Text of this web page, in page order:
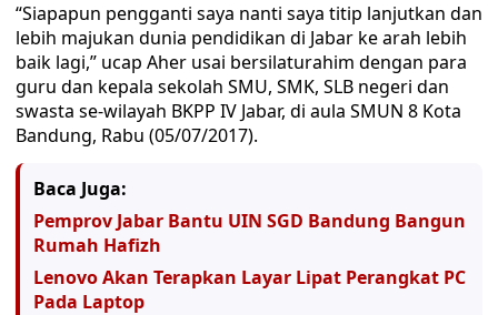
“Siapapun pengganti saya nanti saya titip lanjutkan dan
lebih majukan dunia pendidikan di Jabar ke arah lebih
baik lagi,” ucap Aher usai bersilaturahim dengan para
guru dan kepala sekolah SMU, SMK, SLB negeri dan
swasta se-wilayah BKPP IV Jabar, di aula SMUN 8 Kota
Bandung, Rabu (05/07/2017).
Baca Juga:
Pemprov Jabar Bantu UIN SGD Bandung Bangun
Rumah Hafizh
Lenovo Akan Terapkan Layar Lipat Perangkat PC
Pada Laptop